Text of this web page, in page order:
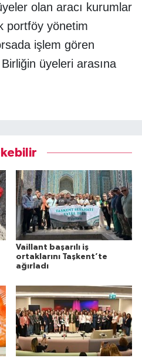
olan aracı kurumlar
portföy yönetim
işlem gören
üyeleri arasına
Vaillant başarılı iş
ortaklarını Taşkent’te
ağırladı